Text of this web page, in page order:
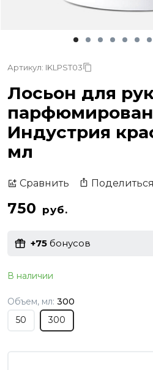
Артикул: IKLPST03
Лосьон для
Индустрия
мл
Сравнить Поделиться
750 руб.
+75 бонусов
В наличии
Объем, мл: 300
50
300